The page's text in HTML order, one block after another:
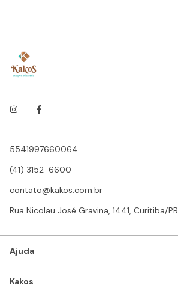
5541997660064
(41) 3152-6600
contato@kakos.com.br
Rua Nicolau José Gravina, 1441, Curitiba/PR
Ajuda
Kakos